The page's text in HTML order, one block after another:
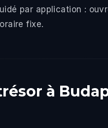
par application :
fixe.
à